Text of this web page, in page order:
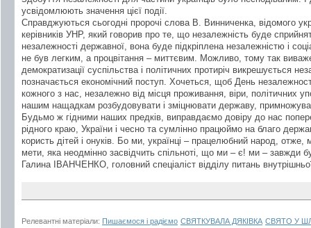
усвідомлюють значення цієї події.
Справджуються сьогодні пророчі слова В. Винниченка, відомого
керівників УНР, який говорив про те, що незалежність буде
незалежності державної, вона буде підкріплена незалежністю і
не був легким, а процвітання – миттєвим. Можливо, тому так
демократизації суспільства і політичних протиріч викрешується
позначається економічний поступ. Хочеться, щоб День
кожного з нас, незалежно від місця проживання, віри, політичних
нашим нащадкам розбудовувати і зміцнювати державу,
Будьмо ж гідними наших предків, виправдаємо довіру до нас
рідного краю, України і чесно та сумлінно працюймо на благо
користь дітей і онуків. Бо ми, українці – працелюбний народ,
мети, яка неодмінно засвідчить спільноті, що ми – є! ми – завжди
Галина ІВАНЧЕНКО, головний спеціаліст відділу питань
Релевантні матеріали: Пишаємося і радіємо СВЯТКУВАЛА ДЯКІВКА СВЯТО У